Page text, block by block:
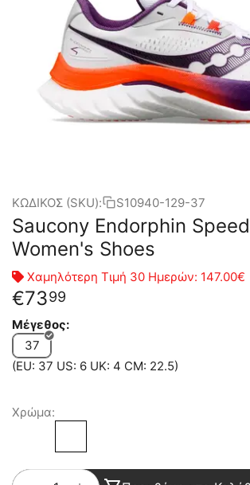
ΚΩΔΙΚΟΣ (SKU): S10940-129-37
Saucony Endorphin
Women's Shoes
Χαμηλότερη Τιμή 30 Ημερών: 147.00€
€7399
Μέγεθος:
37
(EU: 37 US: 6 UK: 4 CM: 22.5)
Χρώμα: